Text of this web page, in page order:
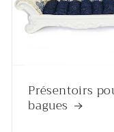
Présentoirs
bagues